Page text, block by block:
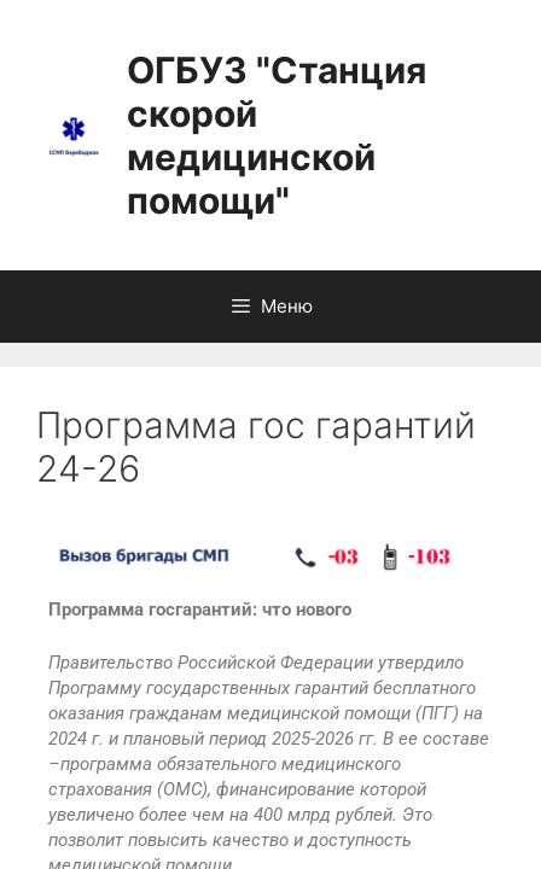
ОГБУЗ "Станция
скорой
медицинской
помощи"
Меню
Программа гос гарантий
24-26
Программа госгарантий: что нового
Правительство Российской Федерации утвердило
Программу государственных гарантий бесплатного
оказания гражданам медицинской помощи (ПГГ) на
2024 г. и плановый период 2025-2026 гг. В ее составе
–программа обязательного медицинского
страхования (ОМС), финансирование которой
увеличено более чем на 400 млрд рублей. Это
позволит повысить качество и доступность